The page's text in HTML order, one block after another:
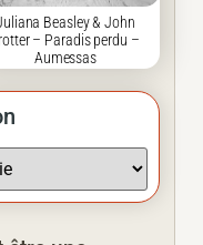
Beasley & John
– Paradis perdu –
Aumessas